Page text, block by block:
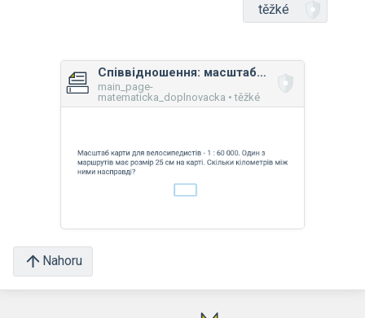
těžké
Співвідношення: масштаб карти
main_page-
matematicka_doplnovacka • těžké
Nahoru